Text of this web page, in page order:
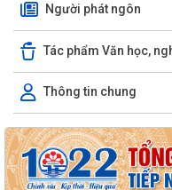
Người phát ngôn
Tác phẩm Văn học,
Thông tin chung